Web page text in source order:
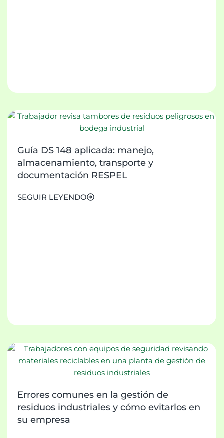
Guía DS 148 aplicada: manejo,
almacenamiento, transporte y
documentación RESPEL
SEGUIR LEYENDO
Errores comunes en la gestión de
residuos industriales y cómo evitarlos en
su empresa